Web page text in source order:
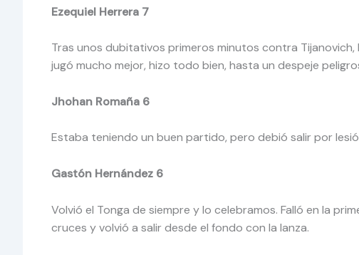
Ezequiel Herrera 7
Tras unos dubitativos primeros minutos contra
jugó mucho mejor, hizo todo bien, hasta un despeje
Jhohan Romaña 6
Estaba teniendo un buen partido, pero debió salir por
Gastón Hernández 6
Volvió el Tonga de siempre y lo celebramos. Falló en la
cruces y volvió a salir desde el fondo con la lanza.